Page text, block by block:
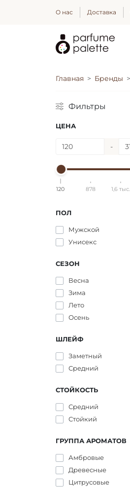
О нас Доставка
Главная Бренды
Фильтры
ЦЕНА
-
120 878 1,6 тыс.
ПОЛ
Мужской
Унисекс
СЕЗОН
Весна
Зима
Лето
Осень
ШЛЕЙФ
Заметный
Средний
СТОЙКОСТЬ
Средний
Стойкий
ГРУППА АРОМАТОВ
Амбровые
Древесные
Цитрусовые